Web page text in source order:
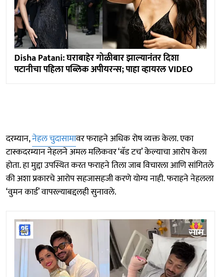
Disha Patani: घराबाहेर गोळीबार झाल्यानंतर दिशा
पटानीचा पहिला पब्लिक अपीयरन्स; पाहा व्हायरल VIDEO
दरम्यान,नेहल चुदासामावर फराहने अधिक रोष व्यक्त केला. एका
टास्कदरम्यान नेहलने अमल मलिकवर ‘बॅड टच’ केल्याचा आरोप केला
होता. हा मुद्दा उपस्थित करत फराहने तिला जाब विचारला आणि सांगितले
की अशा प्रकारचे आरोप सहजासहजी करणे योग्य नाही. फराहने नेहलला
‘वुमन कार्ड’ वापरल्याबद्दलही सुनावले.